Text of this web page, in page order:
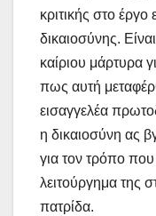
κριτικής στο έργο
δικαιοσύνης.
καίριου μάρτυρα
πως αυτή
εισαγγελέα
η δικαιοσύνη ας
για τον τρόπο που
λειτούργημα της
πατρίδα.